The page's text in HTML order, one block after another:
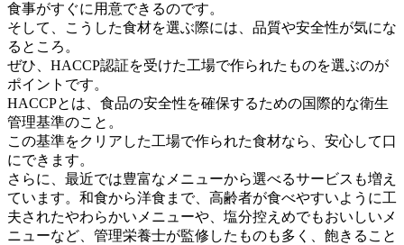
食事がすぐに用意できるのです。
そして、こうした食材を選ぶ際には、品質や安全性が気にな
るところ。
ぜひ、HACCP認証を受けた工場で作られたものを選ぶのが
ポイントです。
HACCPとは、食品の安全性を確保するための国際的な衛生
管理基準のこと。
この基準をクリアした工場で作られた食材なら、安心して口
にできます。
さらに、最近では豊富なメニューから選べるサービスも増え
ています。和食から洋食まで、高齢者が食べやすいように工
夫されたやわらかいメニューや、塩分控えめでもおいしいメ
ニューなど、管理栄養士が監修したものも多く、飽きること